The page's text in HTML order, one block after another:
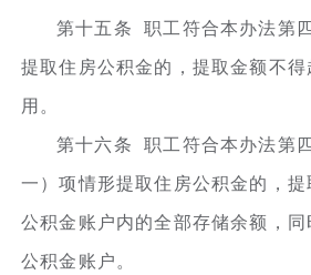
第十五条 职工符合本办法第
提取住房公积金的，提取金额不
用。
第十六条 职工符合本办法第
一）项情形提取住房公积金的，
公积金账户内的全部存储余额，
公积金账户。